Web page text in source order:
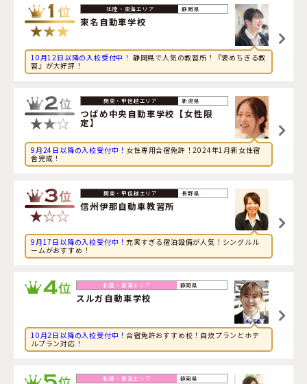
2026年8月9日
旅行に興味のある大学生が山形県・
米沢ドライビングスク
ール
に申し込みました。
2026年8月9日
グルメに興味のある大学生が栃木県・さくら那須モーター
2026年8月9日
旅行に興味のある社会人が新潟県・
つばめ中央自動車学校
【女性限定】
2026年8月8日
静岡県
東名自動車学校
10月12日以降の入校受付中！ 静岡県で人気の教習所！『褒めちぎる教
習』が大好評！
新潟県
つばめ中央自動車学校【女性限
定】
9月24日以降の入校受付中！ 女性専用合宿免許！2024年1月新女性宿
舎完成！
長野県
信州伊那自動車教習所
9月17日以降の入校受付中！充実すぎる宿泊設備が人気！シングルル
ームがおすすめ！
静岡県
スルガ自動車学校
10月2日以降の入校受付中！合宿免許おすすめ校！自炊プランとホテ
ルプラン対応！
静岡県